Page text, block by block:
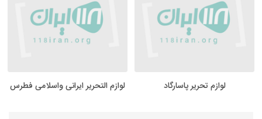
لوازم تحریر پاسارگاد لوازم التحریر ایرانی واسلامی فطرس